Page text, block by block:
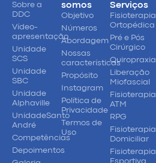
Sobre a
DDC
Vídeo-
apresentação
Unidade
SCS
Unidade
SBC
Unidade
Alphaville
UnidadeSanto
André
Competências
Depoimentos
somos
Objetivo
Números
Abordagem
Nossas
características
Propósito
Instagram
Política de
Privacidade
Termos de
Uso
Serviços
Fisioterapia
Ortopédica
Pré e Pós
Cirúrgico
Quiropraxia
Liberação
Miofascial
Fisioterapia
ATM
RPG
Fisioterapia
Domiciliar
Fisioterapia
Esportiva